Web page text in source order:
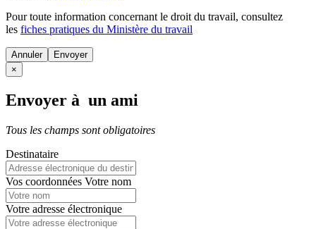
Pour toute information concernant le droit du travail, consultez
les fiches pratiques du Ministère du travail
Annuler
×
Envoyer à un ami
Tous les champs sont obligatoires
Destinataire
Vos coordonnées Votre nom
Votre adresse électronique